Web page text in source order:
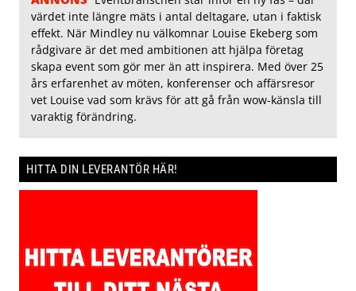
värdet inte längre mäts i antal deltagare, utan i faktisk
effekt. När Mindley nu välkomnar Louise Ekeberg som
rådgivare är det med ambitionen att hjälpa företag
skapa event som gör mer än att inspirera. Med över 25
års erfarenhet av möten, konferenser och affärsresor
vet Louise vad som krävs för att gå från wow-känsla till
varaktig förändring.
HITTA DIN LEVERANTÖR HÄR!